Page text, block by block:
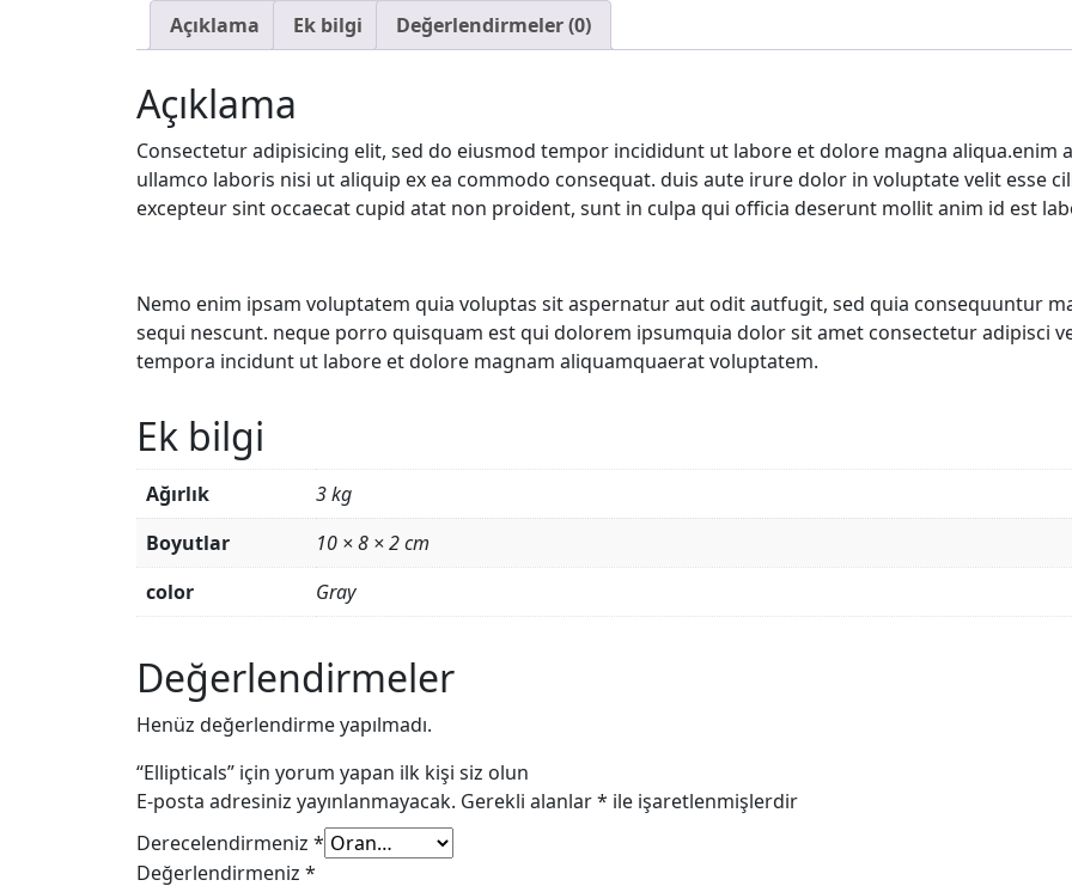
Açıklama
Ek bilgi Değerlendirmeler (0)
Açıklama
Consectetur adipisicing elit, sed do eiusmod tempor incididunt ut labore et dolore magna aliqua.enim
ullamco laboris nisi ut aliquip ex ea commodo consequat. duis aute irure dolor in voluptate velit esse
excepteur sint occaecat cupid atat non proident, sunt in culpa qui officia deserunt mollit anim id est
Nemo enim ipsam voluptatem quia voluptas sit aspernatur aut odit autfugit, sed quia consequuntur
sequi nescunt. neque porro quisquam est qui dolorem ipsumquia dolor sit amet consectetur adipisci
tempora incidunt ut labore et dolore magnam aliquamquaerat voluptatem.
Ek bilgi
Ağırlık
3 kg
Boyutlar
10 × 8 × 2 cm
color
Gray
Değerlendirmeler
Henüz değerlendirme yapılmadı.
“Ellipticals” için yorum yapan ilk kişi siz olun
E-posta adresiniz yayınlanmayacak. Gerekli alanlar* ile işaretlenmişlerdir
Derecelendirmeniz *
Değerlendirmeniz *